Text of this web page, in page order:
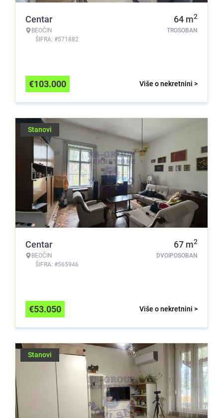
Centar
BEOČIN
ŠIFRA: #571882
64 m2
TROSOBAN
Više o nekretnini >
€103.000
Stanovi
Centar
BEOČIN
ŠIFRA: #565946
67 m2
DVOIPOSOBAN
Više o nekretnini >
€53.050
Stanovi